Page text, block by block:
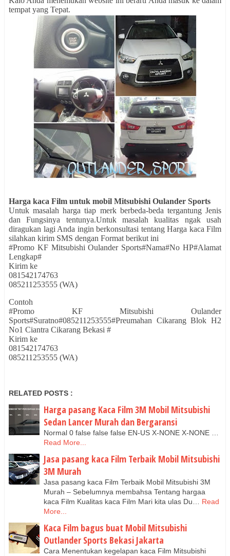
tempat yang Tepat.
Harga kaca Film untuk mobil Mitsubishi Oulander Sports
Untuk masalah harga tiap merk berbeda-beda tergantung Jenis
dan Fungsinya tentunya.Untuk masalah kualitas ngak usah
diragukan lagi Anda ingin berkonsultasi tentang Harga kaca Film
silahkan kirim SMS dengan Format berikut ini
#Promo KF Mitsubishi Oulander Sports#Nama#No HP#Alamat
Lengkap#
Kirim ke
081542174763
085211253555 (WA)
Contoh
#Promo KF Mitsubishi Oulander
Sports#Suratno#085211253555#Preumahan Cikarang Blok H2
No1 Ciantra Cikarang Bekasi #
Kirim ke
081542174763
085211253555 (WA)
RELATED POSTS :
Harga pasang Kaca Film 3M Mobil Mitsubishi
Sedan Lancer Murah dan Bergaransi
Normal 0 false false false EN-US X-NONE X-NONE …
Read More...
Jasa pasang kaca Film Terbaik Mobil Mitsubishi
3M Murah
Jasa pasang kaca Film Terbaik Mobil Mitsubishi 3M
Murah – Sebelumnya membahsa Tentang hargaa
kaca Film Kualitas kaca Film Mari kita ulas Du… Read
More...
Kaca Film bagus buat Mobil Mitsubishi
Outlander Sports Bekasi Jakarta
Cara Menentukan kegelapan kaca Film Mitsubishi